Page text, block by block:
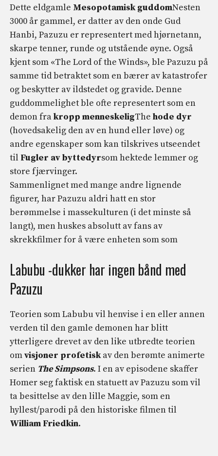
Dette eldgamle Mesopotamisk guddomNesten
3000 år gammel, er datter av den onde Gud
Hanbi, Pazuzu er representert med hjørnetann,
skarpe tenner, runde og utstående øyne. Også
kjent som «The Lord of the Winds», ble Pazuzu på
samme tid betraktet som en bærer av katastrofer
og beskytter av ildstedet og gravide. Denne
guddommelighet ble ofte representert som en
demon frakropp menneskeligThe hode dyr
(hovedsakelig den av en hund eller løve) og
andre egenskaper som kan tilskrives utseendet
til Fugler av byttedyrsom hektede lemmer og
store fjærvinger.
Sammenlignet med mange andre lignende
figurer, har Pazuzu aldri hatt en stor
berømmelse i massekulturen (i det minste så
langt), men huskes absolutt av fans av
skrekkfilmer for å være enheten som som
Labubu -dukker har ingen bånd med
Pazuzu
Teorien som Labubu vil henvise i en eller annen
verden til den gamle demonen har blitt
ytterligere drevet av den like utbredte teorien
omvisjoner profetiskav den berømte animerte
serien The Simpsons. I en av episodene skaffer
Homer seg faktisk en statuett av Pazuzu som vil
ta besittelse av den lille Maggie, som en
hyllest/parodi på den historiske filmen til
William Friedkin.